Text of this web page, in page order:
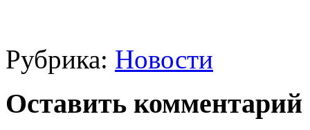
Рубрика: Новости
Оставить комментарий